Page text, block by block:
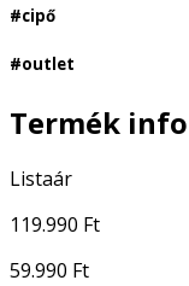
#cipő
#outlet
Termék
Listaár
119.990 Ft
59.990 Ft